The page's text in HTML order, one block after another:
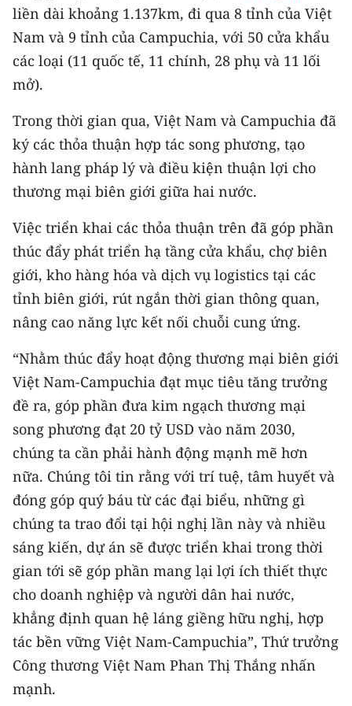
liền dài khoảng 1.137km, đi qua 8 tỉnh của Việt
Nam và 9 tỉnh của Campuchia, với 50 cửa khẩu
các loại (11 quốc tế, 11 chính, 28 phụ và 11 lối
mở).
Trong thời gian qua, Việt Nam và Campuchia đã
ký các thỏa thuận hợp tác song phương, tạo
hành lang pháp lý và điều kiện thuận lợi cho
thương mại biên giới giữa hai nước.
Việc triển khai các thỏa thuận trên đã góp phần
thúc đẩy phát triển hạ tầng cửa khẩu, chợ biên
giới, kho hàng hóa và dịch vụ logistics tại các
tỉnh biên giới, rút ngắn thời gian thông quan,
nâng cao năng lực kết nối chuỗi cung ứng.
“Nhằm thúc đẩy hoạt động thương mại biên giới
Việt Nam-Campuchia đạt mục tiêu tăng trưởng
đề ra, góp phần đưa kim ngạch thương mại
song phương đạt 20 tỷ USD vào năm 2030,
chúng ta cần phải hành động mạnh mẽ hơn
nữa. Chúng tôi tin rằng với trí tuệ, tâm huyết và
đóng góp quý báu từ các đại biểu, những gì
chúng ta trao đổi tại hội nghị lần này và nhiều
sáng kiến, dự án sẽ được triển khai trong thời
gian tới sẽ góp phần mang lại lợi ích thiết thực
cho doanh nghiệp và người dân hai nước,
khẳng định quan hệ láng giềng hữu nghị, hợp
tác bền vững Việt Nam-Campuchia”, Thứ trưởng
Công thương Việt Nam Phan Thị Thắng nhấn
mạnh.